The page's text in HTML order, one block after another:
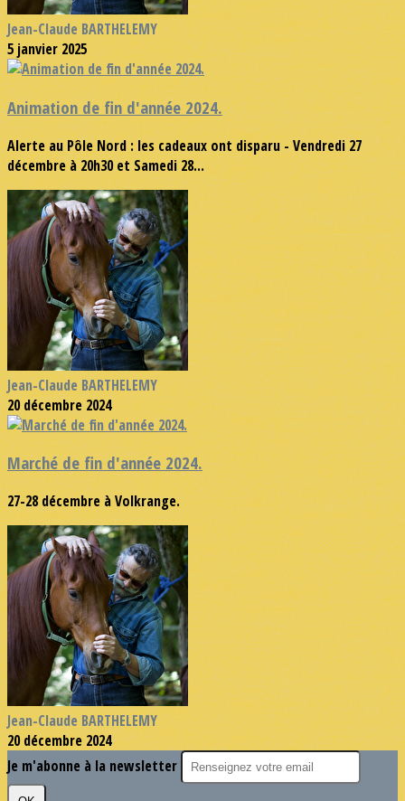
Jean-Claude BARTHELEMY
5 janvier 2025
Animation de fin d'année 2024.
Alerte au Pôle Nord : les cadeaux ont disparu - Vendredi 27
décembre à 20h30 et Samedi 28...
Jean-Claude BARTHELEMY
20 décembre 2024
Marché de fin d'année 2024.
27-28 décembre à Volkrange.
Jean-Claude BARTHELEMY
20 décembre 2024
Je m'abonne à la newsletter